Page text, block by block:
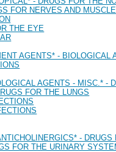
FOR NERVES AND
THE EYE
AGENTS* - BIOLOGICAL
AGENTS - MISC.* -
FOR THE LUNGS
-
FOR THE URINARY